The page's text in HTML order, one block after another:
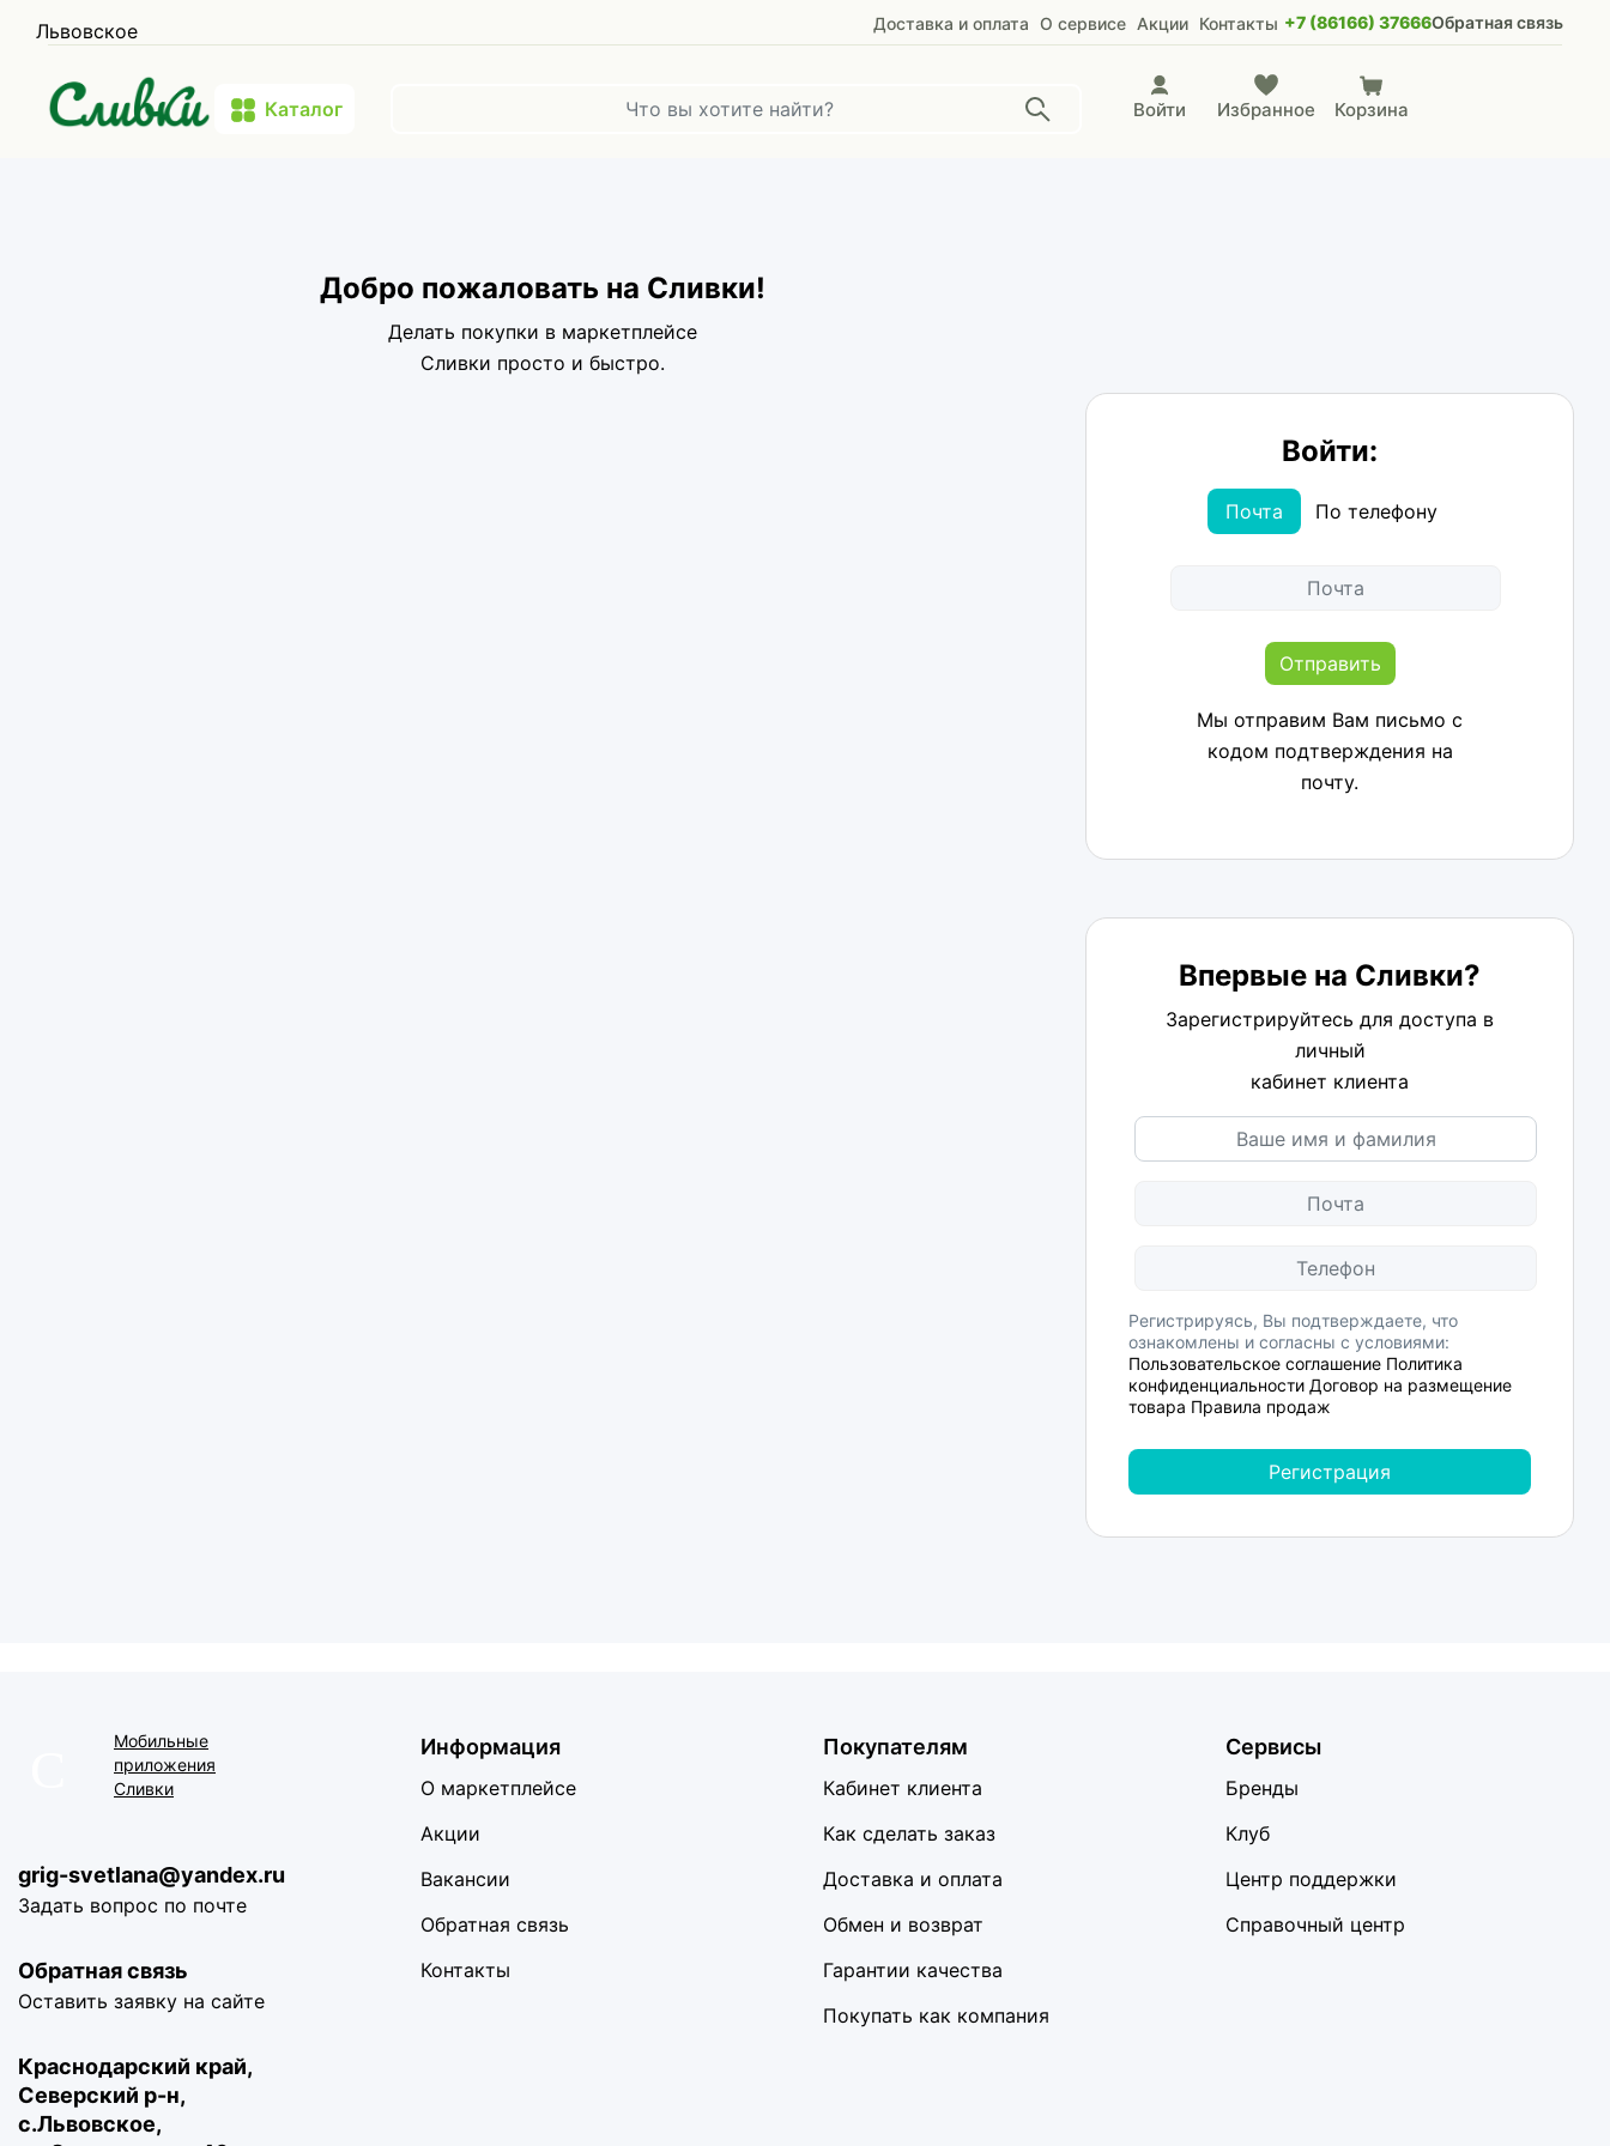
Львовское Доставка и оплата О сервисе Акции Контакты +7 (86166) 37666Обратная связь
Каталог Войти Избранное Корзина
Добро пожаловать на Сливки!
Делать покупки в маркетплейсе
Сливки просто и быстро.
Войти:
Почта По телефону
Отправить
Мы отправим Вам письмо с
кодом подтверждения на
почту.
Впервые на Сливки?
Зарегистрируйтесь для доступа в
личный
кабинет клиента
Регистрируясь, Вы подтверждаете, что
ознакомлены и согласны с условиями:
Пользовательское соглашение Политика
конфиденциальности Договор на размещение
товара Правила продаж
Регистрация
Мобильные
приложения
Сливки
grig-svetlana@yandex.ru
Задать вопрос по почте
Обратная связь
Оставить заявку на сайте
Краснодарский край,
Северский р-н,
с.Львовское,
Информация
О маркетплейсе
Акции
Вакансии
Обратная связь
Контакты
Покупателям
Кабинет клиента
Как сделать заказ
Доставка и оплата
Обмен и возврат
Гарантии качества
Покупать как компания
Сервисы
Бренды
Клуб
Центр поддержки
Справочный центр